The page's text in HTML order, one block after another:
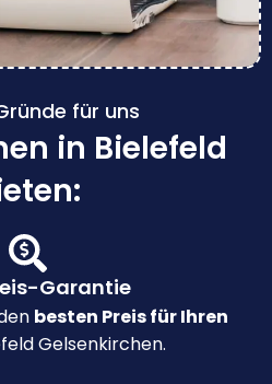
für uns
in Bielefeld
Garantie
besten Preis für Ihren
Gelsenkirchen.